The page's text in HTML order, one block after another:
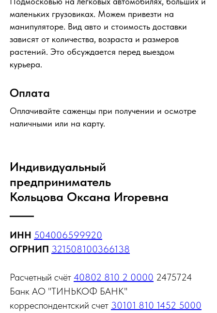
маленьких грузовиках. Можем привезти на
манипуляторе. Вид авто и стоимость доставки
зависят от количества, возраста и размеров
растений. Это обсуждается перед выездом
курьера.
Оплата
Оплачивайте саженцы при получении и осмотре
наличными или на карту.
Индивидуальный
предприниматель
Кольцова Оксана Игоревна
ИНН 504006599920
ОГРНИП 321508100366138
Расчетный счёт 40802 810 2 0000 2475724
Банк АО "ТИНЬКОФ БАНК"
корреспондентский счет 30101 810 1452 5000